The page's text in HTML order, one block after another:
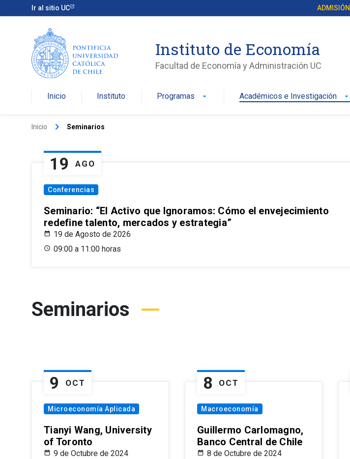
Ir al sitio UC ADMISIÓN
Instituto de Economía
Facultad de Economía y Administración UC
Inicio Instituto Programas arrow_drop_down Académicos e Investigación arrow_drop_down
Inicio keyboard_arrow_right Seminarios
19 AGO
Conferencias
Seminario: “El Activo que Ignoramos: Cómo el envejecimiento
redefine talento, mercados y estrategia”
19 de Agosto de 2026
09:00 a 11:00 horas
Seminarios
9 OCT
Microeconomía Aplicada
Tianyi Wang, University
of Toronto
9 de Octubre de 2024
8 OCT
Macroeconomía
Guillermo Carlomagno,
Banco Central de Chile
8 de Octubre de 2024